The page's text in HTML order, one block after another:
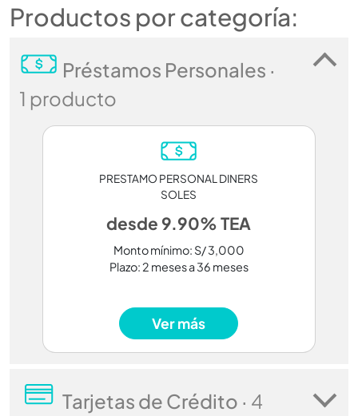
Productos por categoría:
Préstamos Personales ·
1 producto
PRESTAMO PERSONAL DINERS
SOLES
desde 9.90% TEA
Monto mínimo: S/ 3,000
Plazo: 2 meses a 36 meses
Ver más
Tarjetas de Crédito · 4